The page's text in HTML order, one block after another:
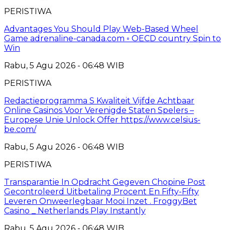
PERISTIWA
Advantages You Should Play Web-Based Wheel
Game adrenaline-canada.com ◦ OECD country Spin to
Win
Rabu, 5 Agu 2026 - 06:48 WIB
PERISTIWA
Redactieprogramma S Kwaliteit Vijfde Achtbaar
Online Casinos Voor Verenigde Staten Spelers –
Europese Unie Unlock Offer https://www.celsius-
be.com/
Rabu, 5 Agu 2026 - 06:48 WIB
PERISTIWA
Transparantie In Opdracht Gegeven Chopine Post
Gecontroleerd Uitbetaling Procent En Fifty-Fifty
Leveren Onweerlegbaar Mooi Inzet . FroggyBet
Casino _ Netherlands Play Instantly